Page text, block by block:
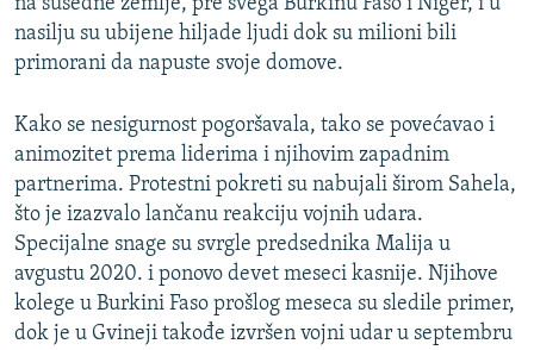
nasilju su ubijene hiljade ljudi dok su milioni bili
primorani da napuste svoje domove.
Kako se nesigurnost pogoršavala, tako se povećavao i
animozitet prema liderima i njihovim zapadnim
partnerima. Protestni pokreti su nabujali širom Sahela,
što je izazvalo lančanu reakciju vojnih udara.
Specijalne snage su svrgle predsednika Malija u
avgustu 2020. i ponovo devet meseci kasnije. Njihove
kolege u Burkini Faso prošlog meseca su sledile primer,
dok je u Gvineji takođe izvršen vojni udar u septembru